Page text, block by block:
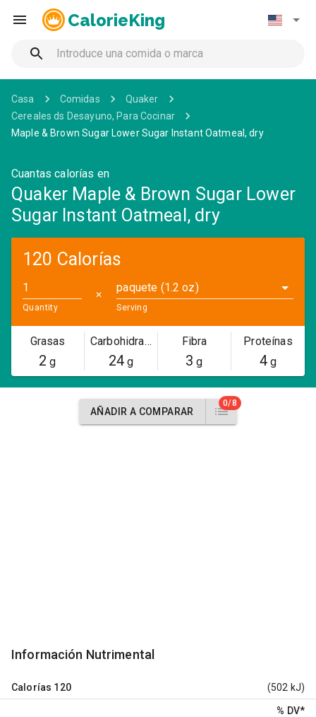
CalorieKing
Casa Comidas
Quaker
Cereales ds Desayuno, Para Cocinar
Maple & Brown Sugar Lower Sugar Instant Oatmeal, dry
Cuantas calorías en
Quaker Maple & Brown Sugar Lower
Sugar Instant Oatmeal, dry
120 Calorías
Quantity
✕
paquete (1.2 oz)
Serving
Grasas
2 g
Carbohidratos
24g
Fibra
3 g
Proteínas
4g
AÑADIR A COMPARAR
0/8
Información Nutrimental
Calorías 120 (502 kJ)
% DV*